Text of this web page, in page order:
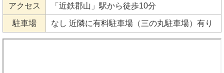
アクセス 「近鉄郡山」駅から徒歩10分
駐車場 なし 近隣に有料駐車場（三の丸駐車場）有り